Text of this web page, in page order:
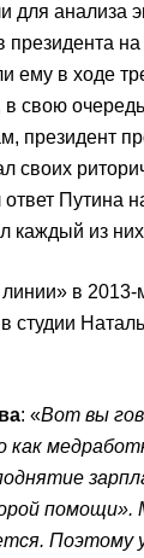
для анализа
президента
ему в ходе
в свою
президент
своих
ответ Путина
каждый из
в 2013-
в студии
: «Вот вы
как
Поэтому